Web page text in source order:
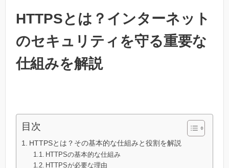
HTTPSとは？インターネット
のセキュリティを守る重要な
仕組みを解説
目次
HTTPSとは？その基本的な仕組みと役割を解説
HTTPSの基本的な仕組み
HTTPSが必要な理由